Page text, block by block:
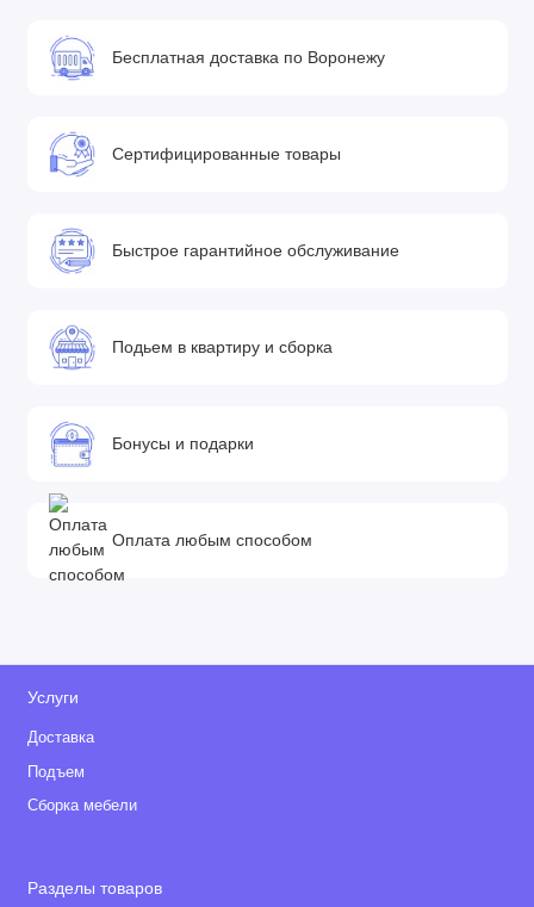
Бесплатная доставка по Воронежу
Сертифицированные товары
Быстрое гарантийное обслуживание
Подьем в квартиру и сборка
Бонусы и подарки
Оплата любым способом
Услуги
Доставка
Подъем
Сборка мебели
Разделы товаров